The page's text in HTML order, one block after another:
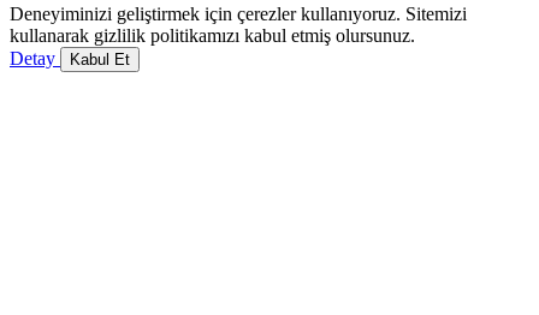
Deneyiminizi geliştirmek için çerezler kullanıyoruz. Sitemizi
kullanarak gizlilik politikamızı kabul etmiş olursunuz.
Detay
Kabul Et